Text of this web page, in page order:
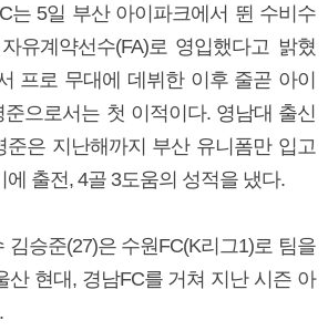
는 5일 부산 아이파크에서 뛴 수비수
유계약선수(FA)로 영입했다고 밝혔
프로 무대에 데뷔한 이후 줄곧 아이
으로서는 첫 이적이다. 영남대 출신
준은 지난해까지 부산 유니폼만 입고
에 출전, 4골 3도움의 성적을 냈다.
김승준(27)은 수원FC(K리그1)로 팀을
산 현대, 경남FC를 거쳐 지난 시즌 아